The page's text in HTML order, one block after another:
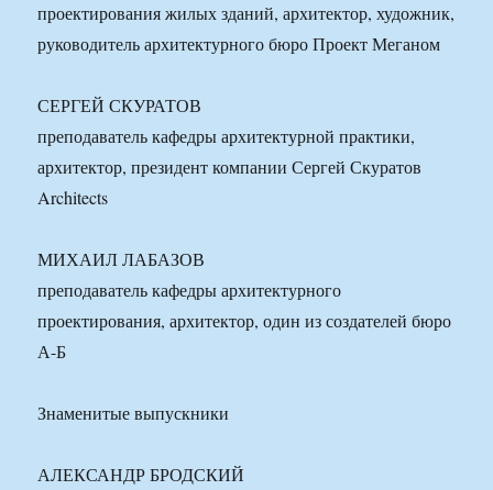
проектирования жилых зданий, архитектор, художник,
руководитель архитектурного бюро Проект Меганом
СЕРГЕЙ СКУРАТОВ
преподаватель кафедры архитектурной практики,
архитектор, президент компании Сергей Скуратов
Architects
МИХАИЛ ЛАБАЗОВ
преподаватель кафедры архитектурного
проектирования, архитектор, один из создателей бюро
А-Б
Знаменитые выпускники
АЛЕКСАНДР БРОДСКИЙ